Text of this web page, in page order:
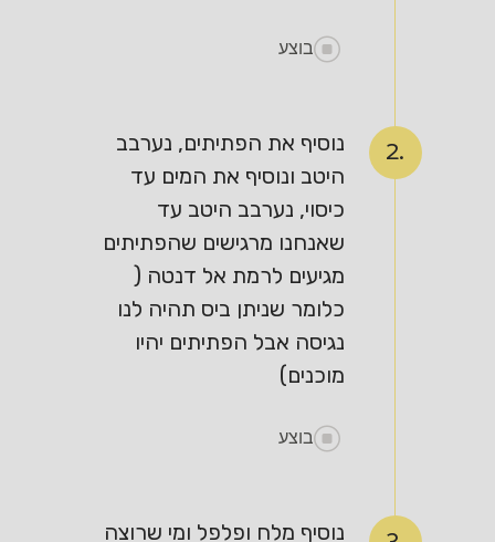
בוצע
2.
נוסיף את הפתיתים, נערבב
היטב ונוסיף את המים עד
כיסוי, נערבב היטב עד
שאנחנו מרגישים שהפתיתים
מגיעים לרמת אל דנטה (
כלומר שניתן ביס תהיה לנו
נגיסה אבל הפתיתים יהיו
מוכנים)
בוצע
נוסיף מלח ופלפל ומי שרוצה